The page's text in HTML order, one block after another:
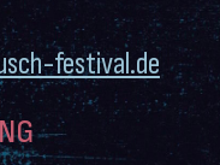
festival.de